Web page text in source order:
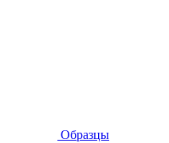
Образцы